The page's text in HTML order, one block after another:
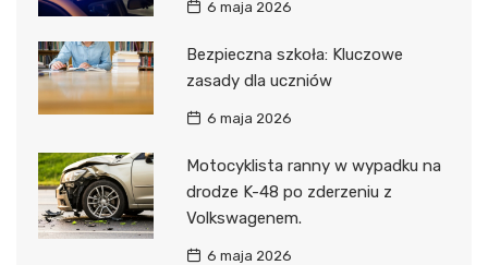
6 maja 2026
Bezpieczna szkoła: Kluczowe
zasady dla uczniów
6 maja 2026
Motocyklista ranny w wypadku na
drodze K-48 po zderzeniu z
Volkswagenem.
6 maja 2026